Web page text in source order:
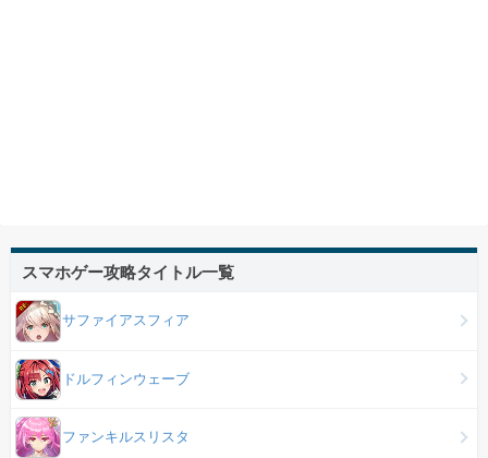
スマホゲー攻略タイトル一覧
サファイアスフィア
ドルフィンウェーブ
ファンキルスリスタ